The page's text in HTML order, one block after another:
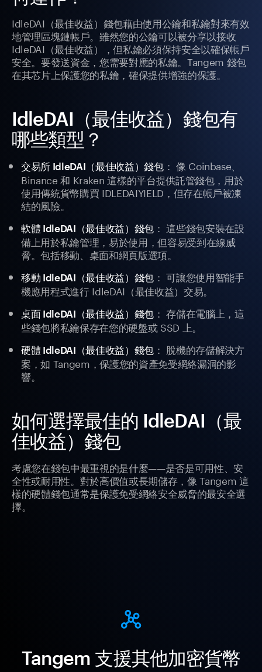
IdleDAI（最佳收益）錢包藉由使用公鑰和私鑰對來有效
地管理區塊鏈帳戶。雖然您的公鑰可以被分享以接收
IdleDAI（最佳收益），但私鑰必須保持安全以確保帳戶
安全。要發送資金，您需要對應的私鑰。Tangem 錢包
在其芯片上保護您的私鑰，確保提供增強的保護。
IdleDAI（最佳收益）錢包有
哪些類型？
交易所 IdleDAI（最佳收益）錢包： 像 Coinbase、
Binance 和 Kraken 這樣的平台提供託管錢包，用於
使用傳統貨幣購買 IDLEDAIYIELD，但存在帳戶被凍
結的風險。
軟體 IdleDAI（最佳收益）錢包： 這些錢包安裝在設
備上用於私鑰管理，易於使用，但容易受到在線威
脅。包括移動、桌面和網頁版選項。
移動 IdleDAI（最佳收益）錢包： 可讓您使用智能手
機應用程式進行 IdleDAI（最佳收益）交易。
桌面 IdleDAI（最佳收益）錢包： 存儲在電腦上，這
些錢包將私鑰保存在您的硬盤或 SSD 上。
硬體 IdleDAI（最佳收益）錢包： 脫機的存儲解決方
案，如 Tangem，保護您的資產免受網絡漏洞的影
響。
如何選擇最佳的 IdleDAI（最
佳收益）錢包
考慮您在錢包中最重視的是什麼——是否是可用性、安
全性或耐用性。對於高價值或長期儲存，像 Tangem 這
樣的硬體錢包通常是保護免受網絡安全威脅的最安全選
擇。
Tangem 支援其他加密貨幣